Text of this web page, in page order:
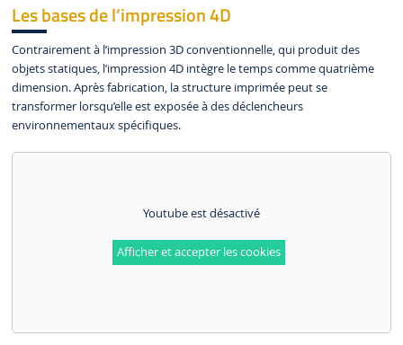
Les bases de l’impression 4D
Contrairement à l’impression 3D conventionnelle, qui produit des
objets statiques, l’impression 4D intègre le temps comme quatrième
dimension. Après fabrication, la structure imprimée peut se
transformer lorsqu’elle est exposée à des déclencheurs
environnementaux spécifiques.
Youtube est désactivé
Afficher et accepter les cookies